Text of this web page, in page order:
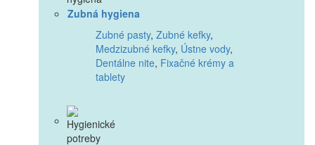
Zubná hygiena
Zubné pasty, Zubné kefky,
Medzizubné kefky, Ústne vody,
Dentálne nite, Fixačné krémy a
tablety